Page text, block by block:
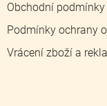
Obchodní podmínky
Podmínky ochrany
Vrácení zboží a